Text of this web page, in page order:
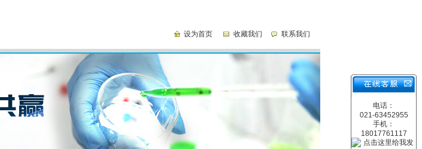
设为首页 收藏我们 联系我们
电话：
021-63452955
手机：
18017761117